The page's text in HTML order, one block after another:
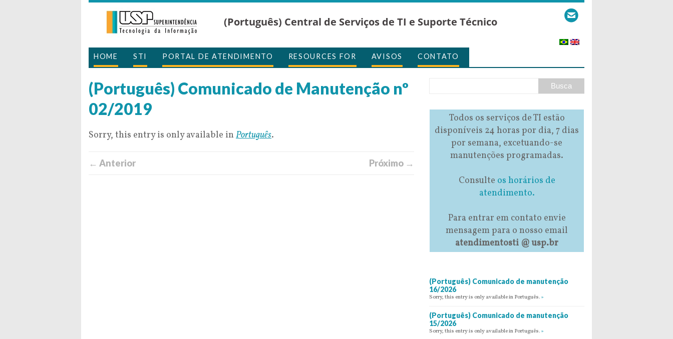
(Português) Central de Serviços de TI e Suporte Técnico
HOME STI PORTAL DE ATENDIMENTO RESOURCES FOR AVISOS CONTATO
(Português) Comunicado de Manutenção nº
02/2019
Sorry, this entry is only available in Português.
← Anterior Próximo →
Todos os serviços de TI estão
disponíveis 24 horas por dia, 7 dias
por semana, excetuando-se
manutenções programadas.
Consulte os horários de
atendimento.
Para entrar em contato envie
mensagem para o nosso email
atendimentosti @ usp.br
(Português) Comunicado de manutenção
16/2026
Sorry, this entry is only available in Português. »
(Português) Comunicado de manutenção
15/2026
Sorry, this entry is only available in Português. »